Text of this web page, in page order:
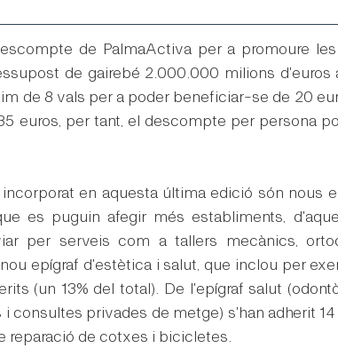
de PalmaActiva per a promoure
de gairebé 2.000.000 milions d'euros
de 8 vals per a poder beneficiar-se de 20
euros, per tant, el descompte per persona
en aquesta última edició són nous
es puguin afegir més establiments,
per serveis com a tallers mecànics,
epígraf d'estètica i salut, que inclou per
(un 13% del total). De l'epígraf salut
consultes privades de metge) s'han adherit
reparació de cotxes i bicicletes.